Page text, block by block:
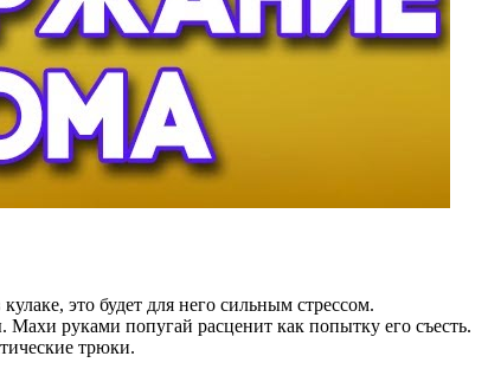
это будет для него сильным стрессом.
руками попугай расценит как попытку его съесть.
трюки.